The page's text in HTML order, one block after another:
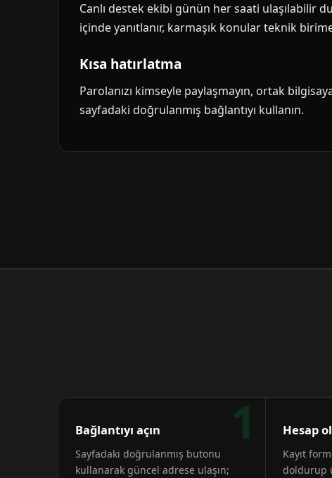
Canlı destek ekibi günün her saati ulaşılabilir
içinde yanıtlanır, karmaşık konular teknik birime
Kısa hatırlatma
Parolanızı kimseyle paylaşmayın, ortak
sayfadaki doğrulanmış bağlantıyı kullanın.
1
Bağlantıyı açın
Sayfadaki doğrulanmış butonu
kullanarak güncel adrese ulaşın;
Hesap
Kayıt
doldurup